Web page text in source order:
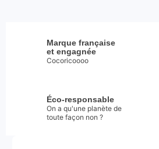
Marque française
et engagnée
Cocoricoooo
Éco-responsable
On a qu'une planète de
toute façon non ?